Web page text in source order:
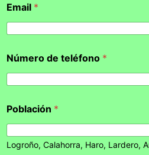
Email *
Número de teléfono *
Población *
Logroño, Calahorra, Haro, Lardero,